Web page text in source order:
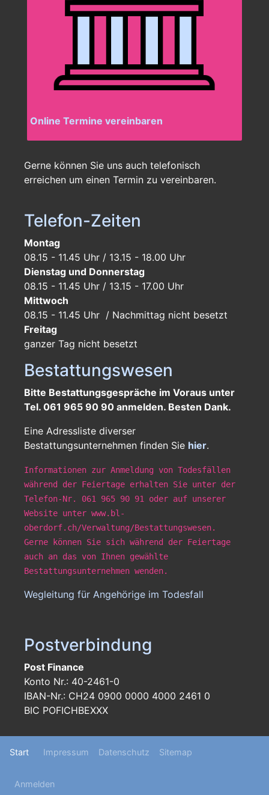
Online Termine vereinbaren
Gerne können Sie uns auch telefonisch
erreichen um einen Termin zu vereinbaren.
Telefon-Zeiten
Montag
08.15 - 11.45 Uhr / 13.15 - 18.00 Uhr
Dienstag und Donnerstag
08.15 - 11.45 Uhr / 13.15 - 17.00 Uhr
Mittwoch
08.15 - 11.45 Uhr / Nachmittag nicht besetzt
Freitag
ganzer Tag nicht besetzt
Bestattungswesen
Bitte Bestattungsgespräche im Voraus unter
Tel. 061 965 90 90 anmelden. Besten Dank.
Eine Adressliste diverser
Bestattungsunternehmen finden Sie hier.
Informationen zur Anmeldung von Todesfällen
während der Feiertage erhalten Sie unter der
Telefon-Nr. 061 965 90 91 oder auf unserer
Website unter www.bl-
oberdorf.ch/Verwaltung/Bestattungswesen.
Gerne können Sie sich während der Feiertage
auch an das von Ihnen gewählte
Bestattungsunternehmen wenden.
Wegleitung für Angehörige im Todesfall
Postverbindung
Post Finance
Konto Nr.: 40-2461-0
IBAN-Nr.: CH24 0900 0000 4000 2461 0
BIC POFICHBEXXX
menu
Start Impressum Datenschutz Sitemap
menu
Anmelden